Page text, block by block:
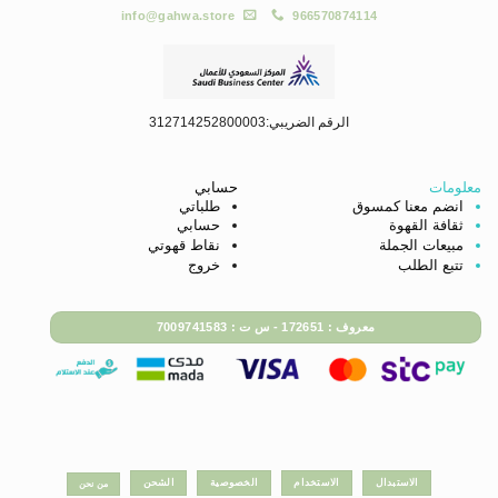
966570874114
info@gahwa.store
الرقم الضريبي:312714252800003
معلومات
انضم معنا كمسوق
ثقافة القهوة
مبيعات الجملة
تتبع الطلب
حسابي
طلباتي
حسابي
نقاط قهوتي
خروج
معروف : 172651 - س ت : 7009741583
الاستبدال الاستخدام الخصوصية الشحن من نحن